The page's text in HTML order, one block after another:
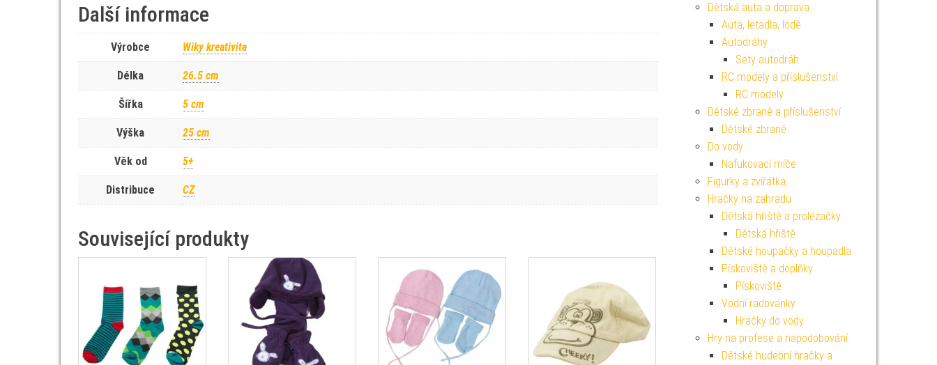
Další informace
Výrobce Wiky kreativita
Délka 26.5 cm
Šířka 5 cm
Výška 25 cm
Věk od 5+
Distribuce CZ
Související produkty
Dětská auta a doprava
Auta, letadla, lodě
Autodráhy
Sety autodráh
RC modely a příslušenství
RC modely
Dětské zbraně a příslušenství
Dětské zbraně
Do vody
Nafukovací míče
Figurky a zvířátka
Hračky na zahradu
Dětská hřiště a prolézačky
Dětská hřiště
Dětské houpačky a houpadla
Pískoviště a doplňky
Pískoviště
Vodní radovánky
Hračky do vody
Hry na profese a napodobování
Dětské hudební hračky a